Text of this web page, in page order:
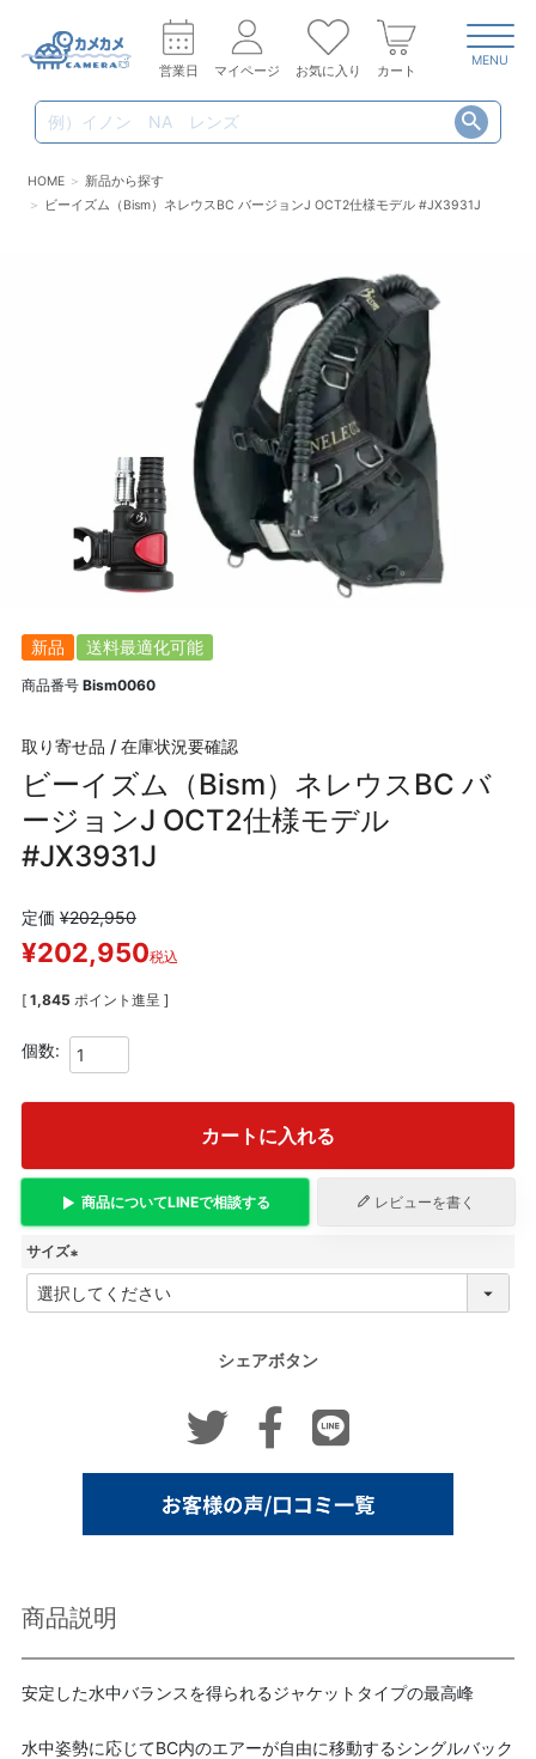
営業日 マイページ お気に入り カート
MENU
HOME
新品から探す
ビーイズム（Bism）ネレウスBC バージョンJ OCT2仕様モデル #JX3931J
新品 送料最適化可能
商品番号 Bism0060
取り寄せ品 / 在庫状況要確認
ビーイズム（Bism）ネレウスBC バ
ージョンJ OCT2仕様モデル
#JX3931J
定価 ¥202,950
¥202,950税込
[ 1,845 ポイント進呈 ]
カートに入れる
商品についてLINEで相談する レビューを書く
サイズ
(
必
シェアボタン
商品説明
安定した水中バランスを得られるジャケットタイプの最高峰
水中姿勢に応じてBC内のエアーが自由に移動するシングルバック